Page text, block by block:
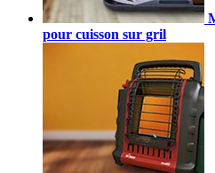
pour cuisson sur gril